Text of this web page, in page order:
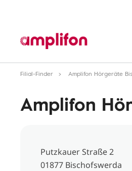
Filial-Finder Amplifon Hörgeräte
Amplifon
Putzkauer Straße 2
01877 Bischofswerda